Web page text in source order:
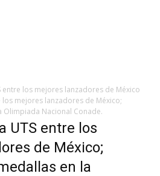
entre los mejores lanzadores de México
los mejores lanzadores de México;
Nacional Conade.
UTS entre los
de México;
en la